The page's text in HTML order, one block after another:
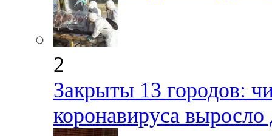
2
Закрыты 13 городов:
коронавируса выросло